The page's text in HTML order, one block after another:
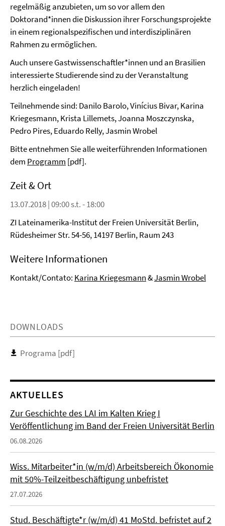
regelmäßig anzubieten, um so vor allem den
Doktorand*innen die Diskussion ihrer Forschungsprojekte
in einem regionalspezifischen und interdisziplinären
Rahmen zu ermöglichen.
Auch unsere Gastwissenschaftler*innen und an Brasilien
interessierte Studierende sind zu der Veranstaltung
herzlich eingeladen!
Teilnehmende sind: Danilo Barolo, Vinícius Bivar, Karina
Kriegesmann, Krista Lillemets, Joanna Moszczynska,
Pedro Pires, Eduardo Relly, Jasmin Wrobel
Bitte entnehmen Sie alle weiterführenden Informationen
dem Programm [pdf].
Zeit & Ort
13.07.2018 | 09:00 s.t. - 18:00
ZI Lateinamerika-Institut der Freien Universität Berlin,
Rüdesheimer Str. 54-56, 14197 Berlin, Raum 243
Weitere Informationen
Kontakt/Contato: Karina Kriegesmann&Jasmin Wrobel
DOWNLOADS
Programa [pdf]
AKTUELLES
Zur Geschichte des LAI im Kalten Krieg I
Veröffentlichung im Band der Freien Universität Berlin
06.08.2026
Wiss. Mitarbeiter*in (w/m/d) Arbeitsbereich Ökonomie
mit 50%-Teilzeitbeschäftigung unbefristet
27.07.2026
Stud. Beschäftigte*r (w/m/d) 41 MoStd. befristet auf 2